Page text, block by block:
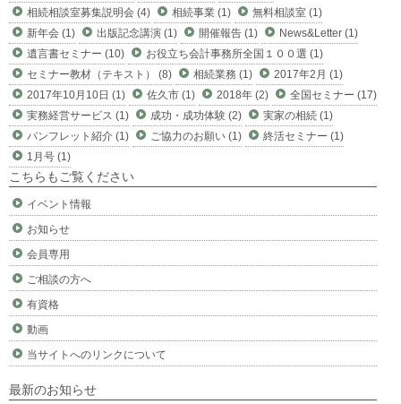
相続相談室募集説明会 (4)
相続事業 (1)
無料相談室 (1)
新年会 (1)
出版記念講演 (1) 開催報告 (1)
News&Letter (1)
遺言書セミナー (10)
お役立ち会計事務所全国１００選 (1)
セミナー教材（テキスト） (8)
相続業務 (1)
2017年2月 (1)
2017年10月10日 (1)
佐久市 (1) 2018年 (2)
全国セミナー (17)
実務経営サービス (1)
成功・成功体験 (2)
実家の相続 (1)
パンフレット紹介 (1)
ご協力のお願い (1)
終活セミナー (1)
1月号 (1)
こちらもご覧ください
イベント情報
お知らせ
会員専用
ご相談の方へ
有資格
動画
当サイトへのリンクについて
最新のお知らせ